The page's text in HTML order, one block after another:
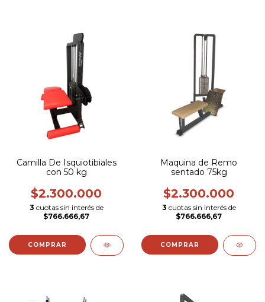
Camilla De Isquiotibiales
con 50 kg
$2.300.000
3 cuotas sin interés de
$766.666,67
Maquina de Remo
sentado 75kg
$2.300.000
3 cuotas sin interés de
$766.666,67